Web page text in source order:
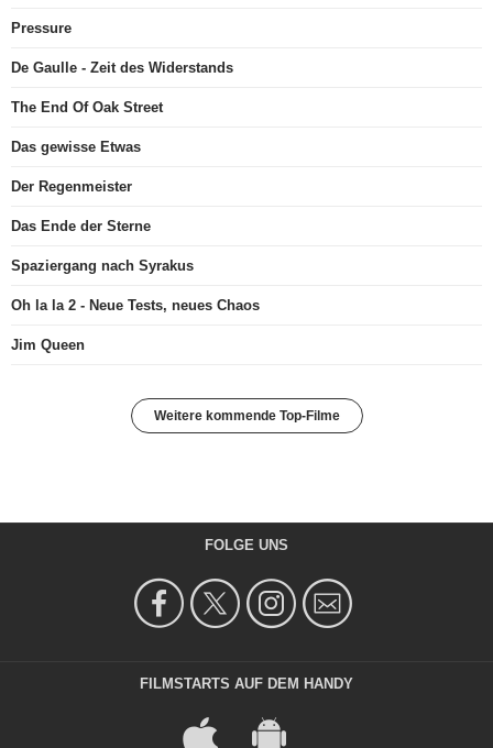
Pressure
De Gaulle - Zeit des Widerstands
The End Of Oak Street
Das gewisse Etwas
Der Regenmeister
Das Ende der Sterne
Spaziergang nach Syrakus
Oh la la 2 - Neue Tests, neues Chaos
Jim Queen
Weitere kommende Top-Filme
FOLGE UNS
FILMSTARTS AUF DEM HANDY